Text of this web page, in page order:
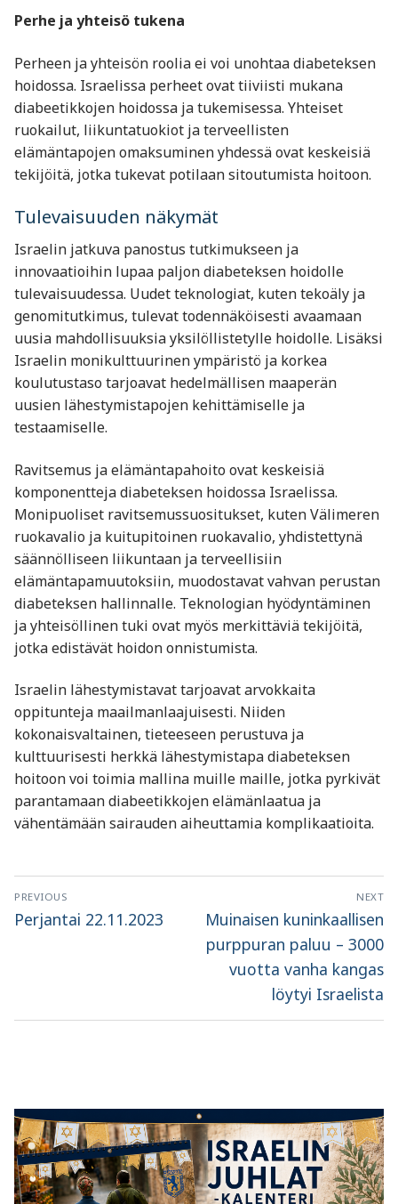
Perhe ja yhteisö tukena
Perheen ja yhteisön roolia ei voi unohtaa diabeteksen
hoidossa. Israelissa perheet ovat tiiviisti mukana
diabeetikkojen hoidossa ja tukemisessa. Yhteiset
ruokailut, liikuntatuokiot ja terveellisten
elämäntapojen omaksuminen yhdessä ovat keskeisiä
tekijöitä, jotka tukevat potilaan sitoutumista hoitoon.
Tulevaisuuden näkymät
Israelin jatkuva panostus tutkimukseen ja
innovaatioihin lupaa paljon diabeteksen hoidolle
tulevaisuudessa. Uudet teknologiat, kuten tekoäly ja
genomitutkimus, tulevat todennäköisesti avaamaan
uusia mahdollisuuksia yksilöllistetylle hoidolle. Lisäksi
Israelin monikulttuurinen ympäristö ja korkea
koulutustaso tarjoavat hedelmällisen maaperän
uusien lähestymistapojen kehittämiselle ja
testaamiselle.
Ravitsemus ja elämäntapahoito ovat keskeisiä
komponentteja diabeteksen hoidossa Israelissa.
Monipuoliset ravitsemussuositukset, kuten Välimeren
ruokavalio ja kuitupitoinen ruokavalio, yhdistettynä
säännölliseen liikuntaan ja terveellisiin
elämäntapamuutoksiin, muodostavat vahvan perustan
diabeteksen hallinnalle. Teknologian hyödyntäminen
ja yhteisöllinen tuki ovat myös merkittäviä tekijöitä,
jotka edistävät hoidon onnistumista.
Israelin lähestymistavat tarjoavat arvokkaita
oppitunteja maailmanlaajuisesti. Niiden
kokonaisvaltainen, tieteeseen perustuva ja
kulttuurisesti herkkä lähestymistapa diabeteksen
hoitoon voi toimia mallina muille maille, jotka pyrkivät
parantamaan diabeetikkojen elämänlaatua ja
vähentämään sairauden aiheuttamia komplikaatioita.
Artikkelien
selaus
PREVIOUS
Previous
Perjantai 22.11.2023
NEXT
Next
post:
Muinaisen kuninkaallisen
purppuran paluu – 3000
vuotta vanha kangas
löytyi Israelista